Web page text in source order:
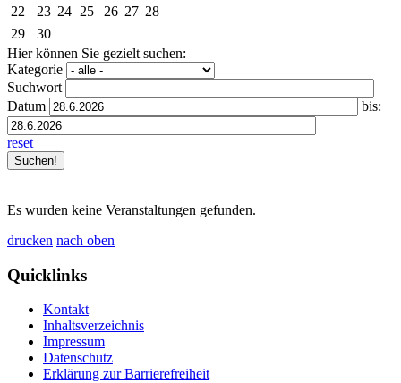
22
23 24 25 26 27 28
29
30
Hier können Sie gezielt suchen:
Kategorie
Suchwort
Datum
bis:
reset
Es wurden keine Veranstaltungen gefunden.
drucken nach oben
Quicklinks
Kontakt
Inhaltsverzeichnis
Impressum
Datenschutz
Erklärung zur Barrierefreiheit